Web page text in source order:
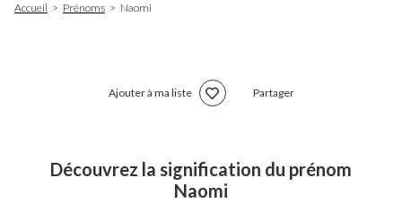
d'Ariane
Accueil Prénoms Naomi
Ajouter à ma liste Partager
Découvrez la signification du prénom
Naomi